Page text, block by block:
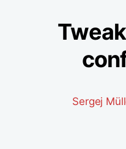
Sergej